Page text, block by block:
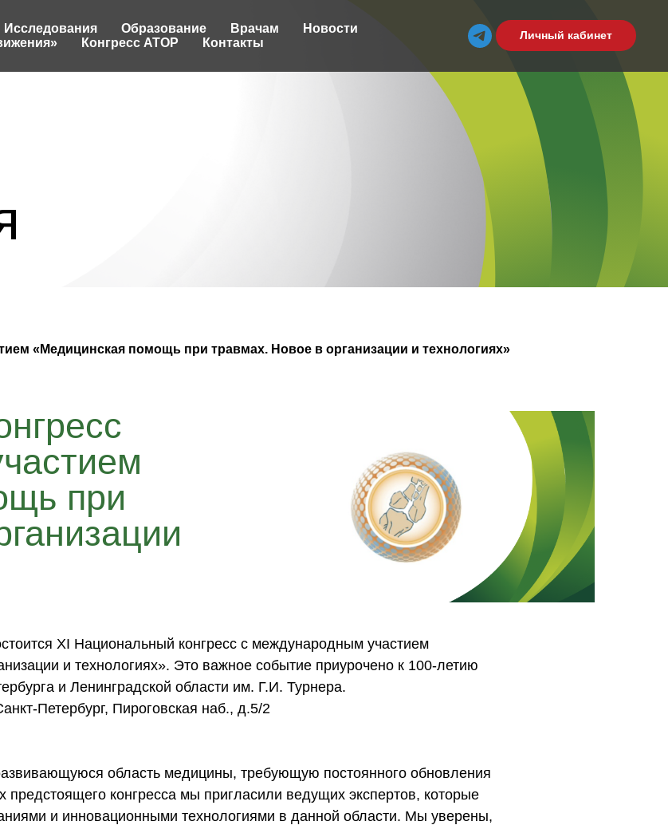
Исследования Образование Врачам
Новости
Конгресс АТОР Контакты
Личный кабинет
«Медицинская помощь при травмах. Новое в организации и технологиях»
при
XI Национальный конгресс с международным участием
и технологиях». Это важное событие приурочено к 100-летию
и Ленинградской области им. Г.И. Турнера.
Петербург, Пироговская наб., д.5/2
область медицины, требующую постоянного обновления
конгресса мы пригласили ведущих экспертов, которые
и инновационными технологиями в данной области. Мы уверены,